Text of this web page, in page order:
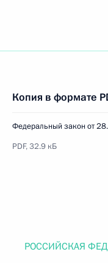
Копия в формате
Федеральный закон от
PDF, 32.9 кБ
РОССИЙСКАЯ